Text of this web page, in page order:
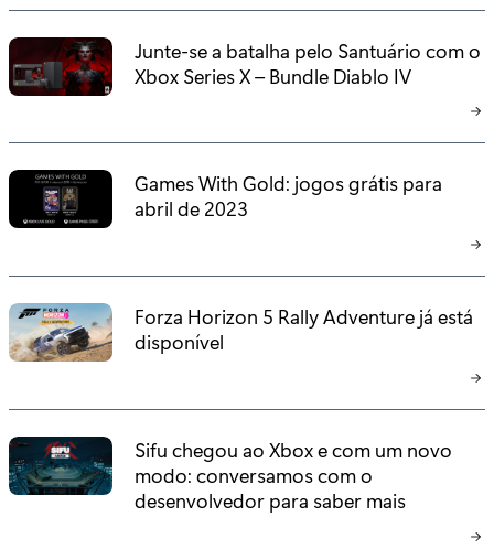
Junte-se a batalha pelo Santuário com o
Xbox Series X – Bundle Diablo IV
Games With Gold: jogos grátis para
abril de 2023
Forza Horizon 5 Rally Adventure já está
disponível
Sifu chegou ao Xbox e com um novo
modo: conversamos com o
desenvolvedor para saber mais